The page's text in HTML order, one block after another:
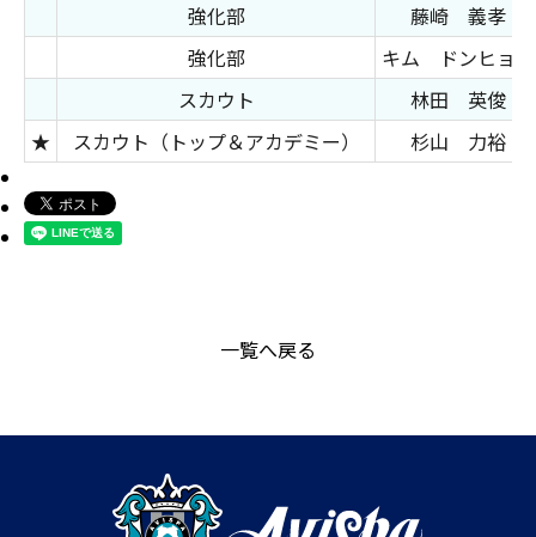
強化部
藤崎 義孝
強化部
キム ドンヒョン
スカウト
林田 英俊
★
スカウト（トップ＆アカデミー） 杉山 力裕
一覧へ戻る